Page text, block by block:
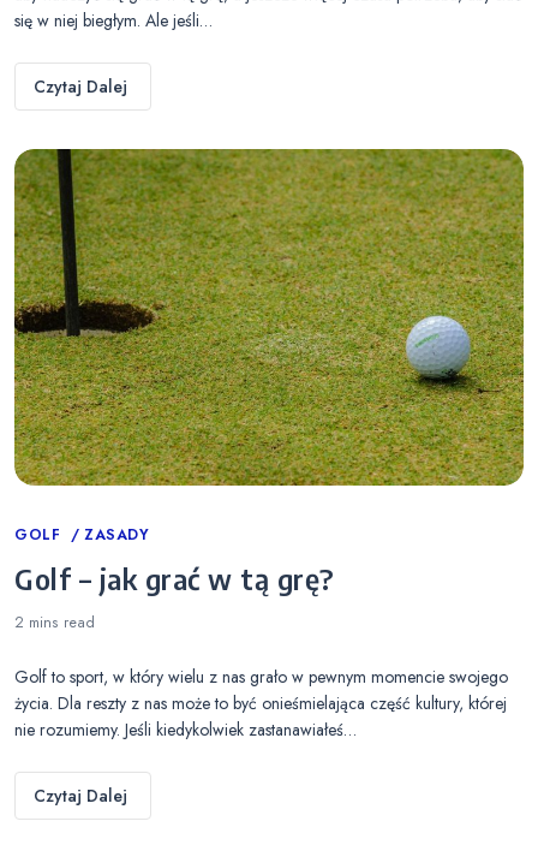
się w niej biegłym. Ale jeśli…
Czytaj Dalej
Categories
GOLF ZASADY
Golf – jak grać w tą grę?
2 mins read
Golf to sport, w który wielu z nas grało w pewnym momencie swojego
życia. Dla reszty z nas może to być onieśmielająca część kultury, której
nie rozumiemy. Jeśli kiedykolwiek zastanawiałeś…
Czytaj Dalej